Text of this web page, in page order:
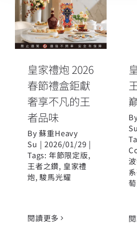
皇家禮炮 2026
春節禮盒鉅獻
奢享不凡的王
皇家禮炮 2026
春節禮盒鉅獻
奢享不凡的王
者品味
By蘇重Heavy
Su | 2026/01/29 |
Tags: 年節限定版,
王者之鑽, 皇家禮
炮,駿馬光耀
閱讀更多
Su